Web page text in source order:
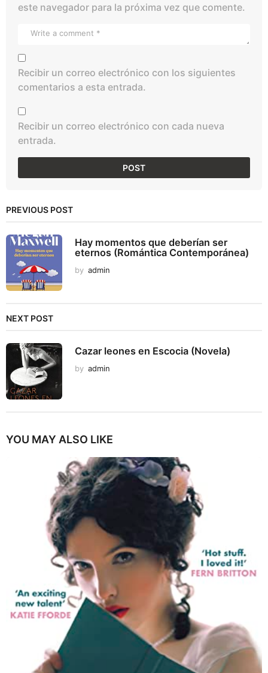
este navegador para la próxima vez que comente.
Recibir un correo electrónico con los siguientes
comentarios a esta entrada.
Recibir un correo electrónico con cada nueva
entrada.
PREVIOUS POST
Hay momentos que deberían ser
eternos (Romántica Contemporánea)
by admin
NEXT POST
Cazar leones en Escocia (Novela)
by admin
YOU MAY ALSO LIKE